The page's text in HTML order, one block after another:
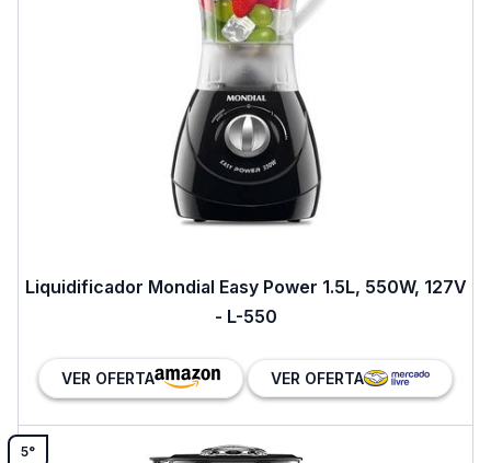
Liquidificador Mondial Easy Power 1.5L, 550W, 127V
- L-550
VER OFERTA VER OFERTA
5°